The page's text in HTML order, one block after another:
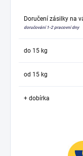
Doručení zásilky na
doručování 1-2 pracovní dny
do 15 kg
od 15 kg
+ dobírka